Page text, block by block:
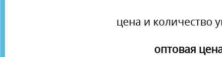
цена и количество
оптовая